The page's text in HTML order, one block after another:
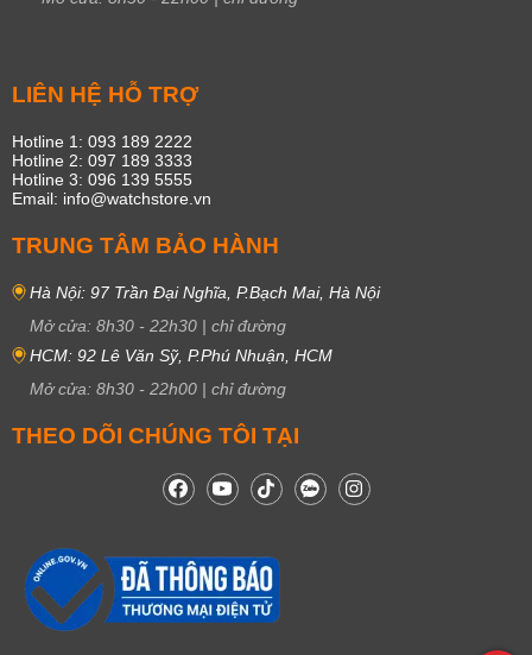
LIÊN HỆ HỖ TRỢ
Hotline 1: 093 189 2222
Hotline 2: 097 189 3333
Hotline 3: 096 139 5555
Email: info@watchstore.vn
TRUNG TÂM BẢO HÀNH
Hà Nội: 97 Trần Đại Nghĩa, P.Bạch Mai, Hà Nội
Mở cửa: 8h30 - 22h30 | chỉ đường
HCM: 92 Lê Văn Sỹ, P.Phú Nhuận, HCM
Mở cửa: 8h30 - 22h00 | chỉ đường
THEO DÕI CHÚNG TÔI TẠI